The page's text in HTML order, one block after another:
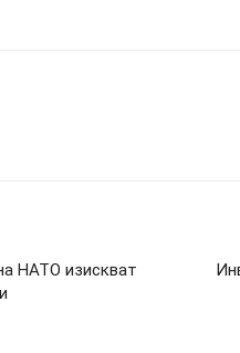
НАТО изискват